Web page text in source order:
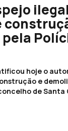
hoje o
e
de Santa